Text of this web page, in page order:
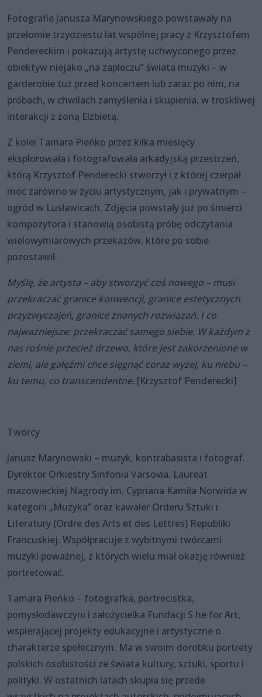
Fotografie Janusza Marynowskiego powstawały na
przełomie trzydziestu lat wspólnej pracy z Krzysztofem
Pendereckim i pokazują artystę uchwyconego przez
obiektyw niejako „na zapleczu” świata muzyki – w
garderobie tuż przed koncertem lub zaraz po nim, na
próbach, w chwilach zamyślenia i skupienia, w troskliwej
interakcji z żoną Elżbietą.
Z kolei Tamara Pieńko przez kilka miesięcy
eksplorowała i fotografowała arkadyjską przestrzeń,
którą Krzysztof Penderecki stworzył i z której czerpał
moc zarówno w życiu artystycznym, jak i prywatnym –
ogród w Lusławicach. Zdjęcia powstały już po śmierci
kompozytora i stanowią osobistą próbę odczytania
wielowymiarowych przekazów, które po sobie
pozostawił.
Myślę, że artysta – aby stworzyć coś nowego – musi
przekraczać granice konwencji, granice estetycznych
przyzwyczajeń, granice znanych rozwiązań. I co
najważniejsze: przekraczać samego siebie. W każdym z
nas rośnie przecież drzewo, które jest zakorzenione w
ziemi, ale gałęźmi chce sięgnąć coraz wyżej, ku niebu –
ku temu, co transcendentne. [Krzysztof Penderecki]
Twórcy
Janusz Marynowski – muzyk, kontrabasista i fotograf.
Dyrektor Orkiestry Sinfonia Varsovia. Laureat
mazowieckiej Nagrody im. Cypriana Kamila Norwida w
kategorii „Muzyka” oraz kawaler Orderu Sztuki i
Literatury (Ordre des Arts et des Lettres) Republiki
Francuskiej. Współpracuje z wybitnymi twórcami
muzyki poważnej, z których wielu miał okazję również
portretować.
Tamara Pieńko – fotografka, portrecistka,
pomysłodawczyni i założycielka Fundacji S he for Art,
wspierającej projekty edukacyjne i artystyczne o
charakterze społecznym. Ma w swoim dorobku portrety
polskich osobistości ze świata kultury, sztuki, sportu i
polityki. W ostatnich latach skupia się przede